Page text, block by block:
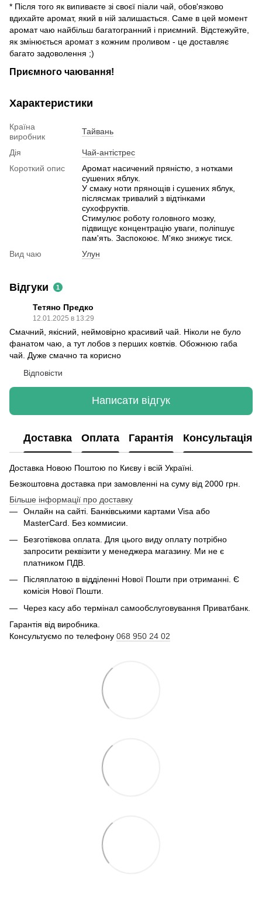
* Після того як випиваєте зі своєї піали чай, обов'язково
вдихайте аромат, який в ній залишається. Саме в цей момент
аромат чаю найбільш багатогранний і приємний. Відстежуйте,
як змінюється аромат з кожним проливом - це доставляє
багато задоволення ;)
Приємного чаювання!
Характеристики
Країна
виробник
Тайвань
Дія
Чай-антістрес
Короткий опис
Аромат насичений пряністю, з нотками
сушених яблук.
У смаку ноти прянощів і сушених яблук,
післясмак тривалий з відтінками
сухофруктів.
Стимулює роботу головного мозку,
підвищує концентрацію уваги, поліпшує
пам'ять. Заспокоює. М'яко знижує тиск.
Вид чаю
Улун
Відгуки 1
Тетяно Предко
12.01.2025 в 13:29
Смачний, якісний, неймовірно красивий чай. Ніколи не було
фанатом чаю, а тут лобов з перших ковтків. Обожнюю габа
чай. Дуже смачно та корисно
Відповісти
Написати відгук
Доставка Оплата Гарантія Консультація
Доставка Новою Поштою по Києву і всій Україні.
Безкоштовна доставка при замовленні на суму від 2000 грн.
Більше інформації про доставку
Онлайн на сайті. Банківськими картами Visa або
MasterCard. Без коммисии.
Безготівкова оплата. Для цього виду оплату потрібно
запросити реквізити у менеджера магазину. Ми не є
платником ПДВ.
Післяплатою в відділенні Нової Пошти при отриманні. Є
комісія Нової Пошти.
Через касу або термінал самообслуговування Приватбанк.
Гарантія від виробника.
Консультуємо по телефону 068 950 24 02